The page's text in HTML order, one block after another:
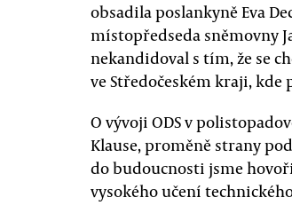
obsadila poslankyně Eva
místopředseda sněmovny
nekandidoval s tím, že se
ve Středočeském kraji, kde
O vývoji ODS v
Klause, proměně strany
do budoucnosti jsme
vysokého učení